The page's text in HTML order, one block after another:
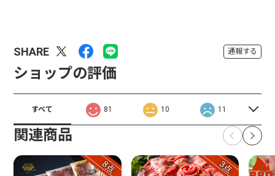
SHARE 通報する
ショップの評価
すべて 81 10 11
関連商品